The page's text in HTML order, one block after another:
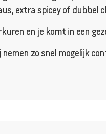
extra spicey of dubbel
en je komt in een
zo snel mogelijk